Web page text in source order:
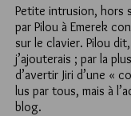
Petite intrusion, hors
par Pilou à Emerek
sur le clavier. Pilou
j’ajouterais ; par la
d’avertir Jiri d’une «
lus par tous, mais à
blog.